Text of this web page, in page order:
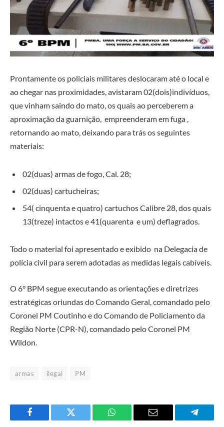
Prontamente os policiais militares deslocaram até o local e
ao chegar nas proximidades, avistaram 02(dois)indivíduos,
que vinham saindo do mato, os quais ao perceberem a
aproximação da guarnição, empreenderam em fuga ,
retornando ao mato, deixando para trás os seguintes
materiais:
02(duas) armas de fogo, Cal. 28;
02(duas) cartucheiras;
54( cinquenta e quatro) cartuchos Calibre 28, dos quais
13(treze) intactos e 41(quarenta e um) deflagrados.
Todo o material foi apresentado e exibido na Delegacia de
polícia civil para serem adotadas as medidas legais cabíveis.
O 6° BPM segue executando as orientações e diretrizes
estratégicas oriundas do Comando Geral, comandado pelo
Coronel PM Coutinho e do Comando de Policiamento da
Região Norte (CPR-N), comandado pelo Coronel PM
Wildon.
armas ilegal PM
Facebook Twitter
O
E-